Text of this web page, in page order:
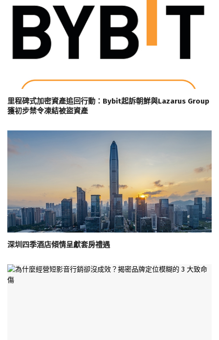
里程碑式加密資產追回行動：Bybit起訴朝鮮與Lazarus Group
獲初步禁令凍結被盜資產
深圳四季酒店傾情呈獻套房禮遇